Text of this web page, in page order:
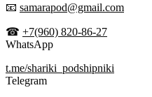
📧 samarapod@gmail.com
☎ +7(960) 820-86-27
WhatsApp
t.me/shariki_podshipniki
Telegram